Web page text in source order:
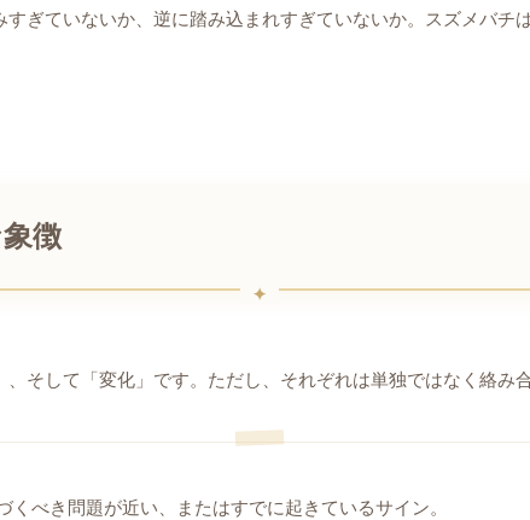
ぎていないか、逆に踏み込まれすぎていないか。スズメバチ
徴
そして「変化」です。ただし、それぞれは単独ではなく絡み
くべき問題が近い、またはすでに起きているサイン。